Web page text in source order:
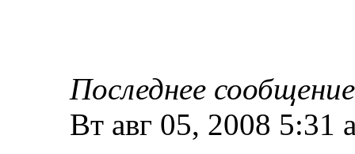
Последнее
Вт авг 05, 2008 5:31